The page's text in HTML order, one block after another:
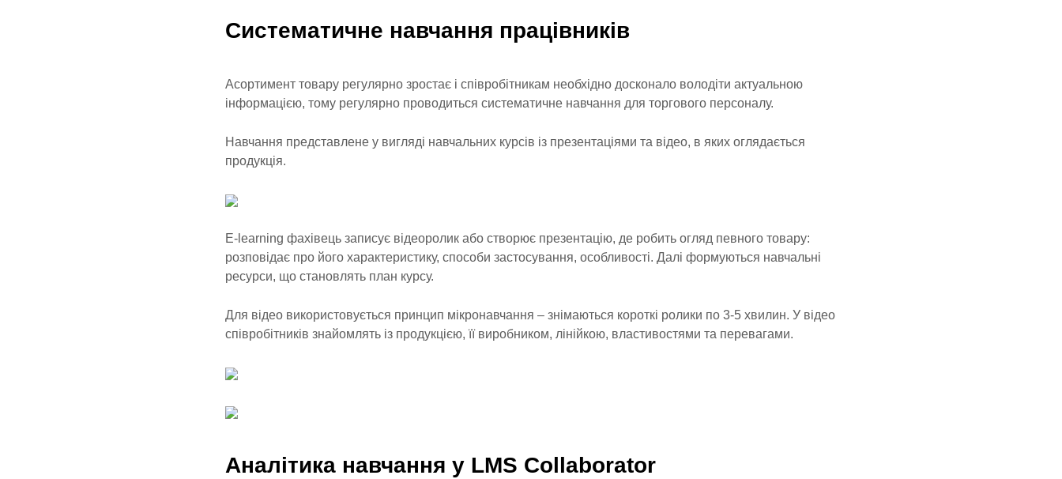
Систематичне навчання працівників
Асортимент товару регулярно зростає і співробітникам необхідно досконало володіти актуальною
інформацією, тому регулярно проводиться систематичне навчання для торгового персоналу.
Навчання представлене у вигляді навчальних курсів із презентаціями та відео, в яких оглядається
продукція.
E-learning фахівець записує відеоролик або створює презентацію, де робить огляд певного товару:
розповідає про його характеристику, способи застосування, особливості. Далі формуються навчальні
ресурси, що становлять план курсу.
Для відео використовується принцип мікронавчання – знімаються короткі ролики по 3-5 хвилин. У відео
співробітників знайомлять із продукцією, її виробником, лінійкою, властивостями та перевагами.
Аналітика навчання у LMS Collaborator